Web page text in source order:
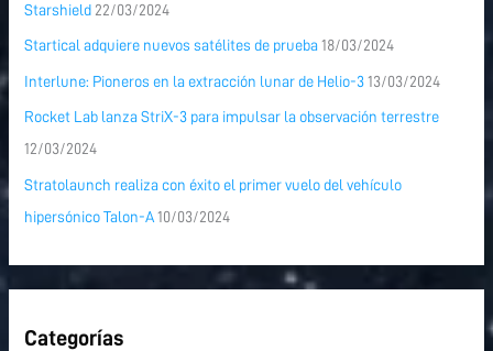
Starshield 22/03/2024
Startical adquiere nuevos satélites de prueba 18/03/2024
Interlune: Pioneros en la extracción lunar de Helio-3 13/03/2024
Rocket Lab lanza StriX-3 para impulsar la observación terrestre
12/03/2024
Stratolaunch realiza con éxito el primer vuelo del vehículo
hipersónico Talon-A 10/03/2024
Categorías